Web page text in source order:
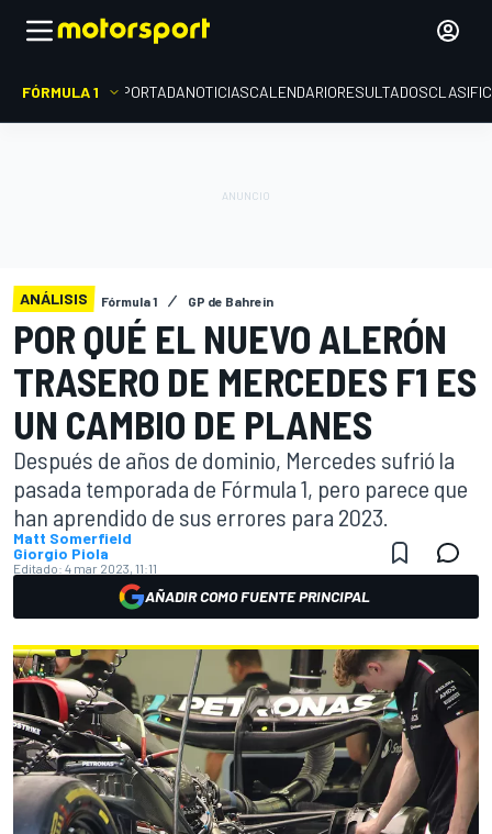
FÓRMULA 1 PORTADANOTICIASCALENDARIORESULTADOS
ANÁLISIS Fórmula 1 GP de Bahrein
POR QUÉ EL NUEVO ALERÓN
TRASERO DE MERCEDES F1 ES
UN CAMBIO DE PLANES
Después de años de dominio, Mercedes sufrió la
pasada temporada de Fórmula 1, pero parece que
han aprendido de sus errores para 2023.
Matt Somerfield
Giorgio Piola
Editado: 4 mar 2023, 11:11
AÑADIR COMO FUENTE PRINCIPAL